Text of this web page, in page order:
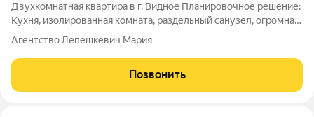
Двухкомнатная квартира в г. Видное Планировочное решение:
Кухня, изолированная комната, раздельный санузел, огромная
прихожая, балкон. В квартире сделан ремонт, можно заезжать
и жить! Юридическая информация: Собственник квартиры
"Брусника. Обмен".
Агентство Лепешкевич Мария
Позвонить